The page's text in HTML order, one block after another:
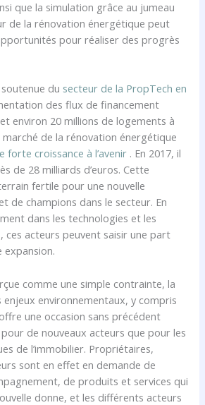
que la simulation grâce au jumeau
de la rénovation énergétique peut
pour réaliser des progrès
du secteur de la PropTech en
des flux de financement
environ 20 millions de logements à
marché de la rénovation énergétique
forte croissance à l’avenir . En 2017, il
de 28 milliards d’euros. Cette
fertile pour une nouvelle
de champions dans le secteur. En
dans les technologies et les
ces acteurs peuvent saisir une part
comme une simple contrainte, la
environnementaux, y compris
une occasion sans précédent
pour de nouveaux acteurs que pour les
de l’immobilier. Propriétaires,
sont en effet en demande de
de produits et services qui
donne, et les différents acteurs